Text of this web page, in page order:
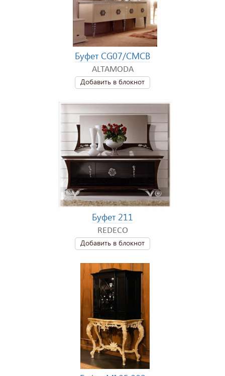
Буфет CG07/CMCB
ALTAMODA
Добавить в блокнот
Буфет 211
REDECO
Добавить в блокнот